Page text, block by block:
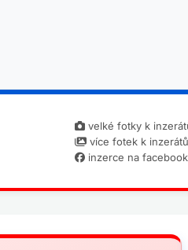
velké fotky k
více fotek k
inzerce na